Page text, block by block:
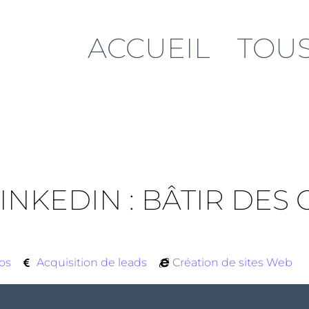
ACCUEIL
: BÂTIR DES
Acquisition de leads Création de sites Web